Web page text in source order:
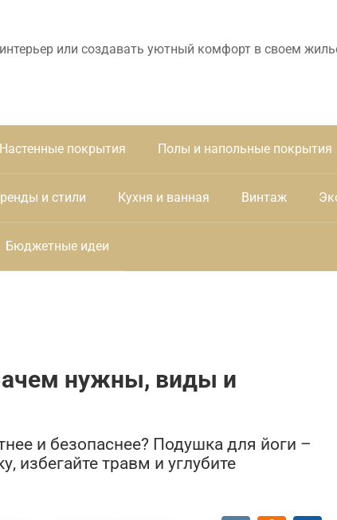
или создавать уютный комфорт в своем
Настенные покрытия Полы и напольные покрытия
и стили Кухня и ванная Винтаж
Бюджетные идеи
нужны, виды и
и безопаснее? Подушка для йоги –
избегайте травм и углубите